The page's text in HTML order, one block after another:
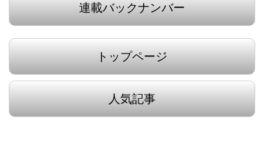
連載バックナンバー
トップページ
人気記事